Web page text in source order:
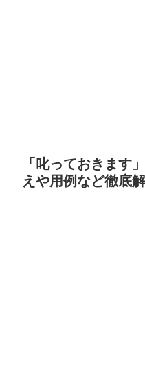
「叱っておきます
えや用例など徹底